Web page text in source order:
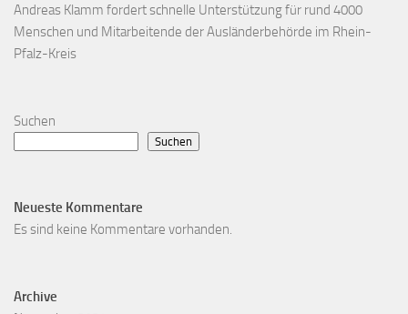
Andreas Klamm fordert schnelle Unterstützung für rund 4000
Menschen und Mitarbeitende der Ausländerbehörde im Rhein-
Pfalz-Kreis
Suchen
Suchen
Neueste Kommentare
Es sind keine Kommentare vorhanden.
Archive